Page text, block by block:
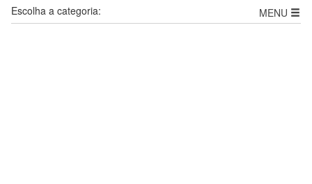
MENU
Escolha a categoria: